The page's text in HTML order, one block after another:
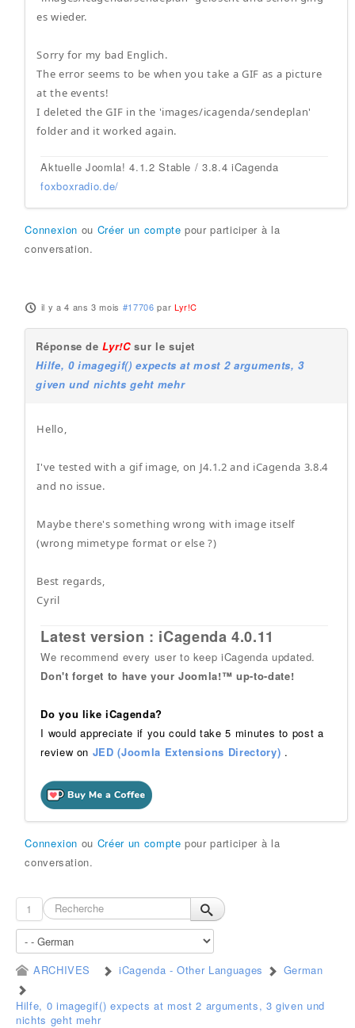
es wieder.
Sorry for my bad Englich.
The error seems to be when you take a GIF as a picture
at the events!
I deleted the GIF in the 'images/icagenda/sendeplan'
folder and it worked again.
Aktuelle Joomla! 4.1.2 Stable / 3.8.4 iCagenda
foxboxradio.de/
Connexion ou Créer un compte pour participer à la
conversation.
il y a 4 ans 3 mois #17706 par Lyr!C
Réponse deLyr!Csur le sujet
Hilfe, 0 imagegif() expects at most 2 arguments, 3
given und nichts geht mehr
Hello,
I've tested with a gif image, on J4.1.2 and iCagenda 3.8.4
and no issue.
Maybe there's something wrong with image itself
(wrong mimetype format or else ?)
Best regards,
Cyril
Latest version : iCagenda 4.0.11
We recommend every user to keep iCagenda updated.
Don't forget to have your Joomla!™ up-to-date!
Do you like iCagenda?
I would appreciate if you could take 5 minutes to post a
review on JED (Joomla Extensions Directory) .
Connexion ou Créer un compte pour participer à la
conversation.
1
ARCHIVES iCagenda - Other Languages German
Hilfe, 0 imagegif() expects at most 2 arguments, 3 given und
nichts geht mehr